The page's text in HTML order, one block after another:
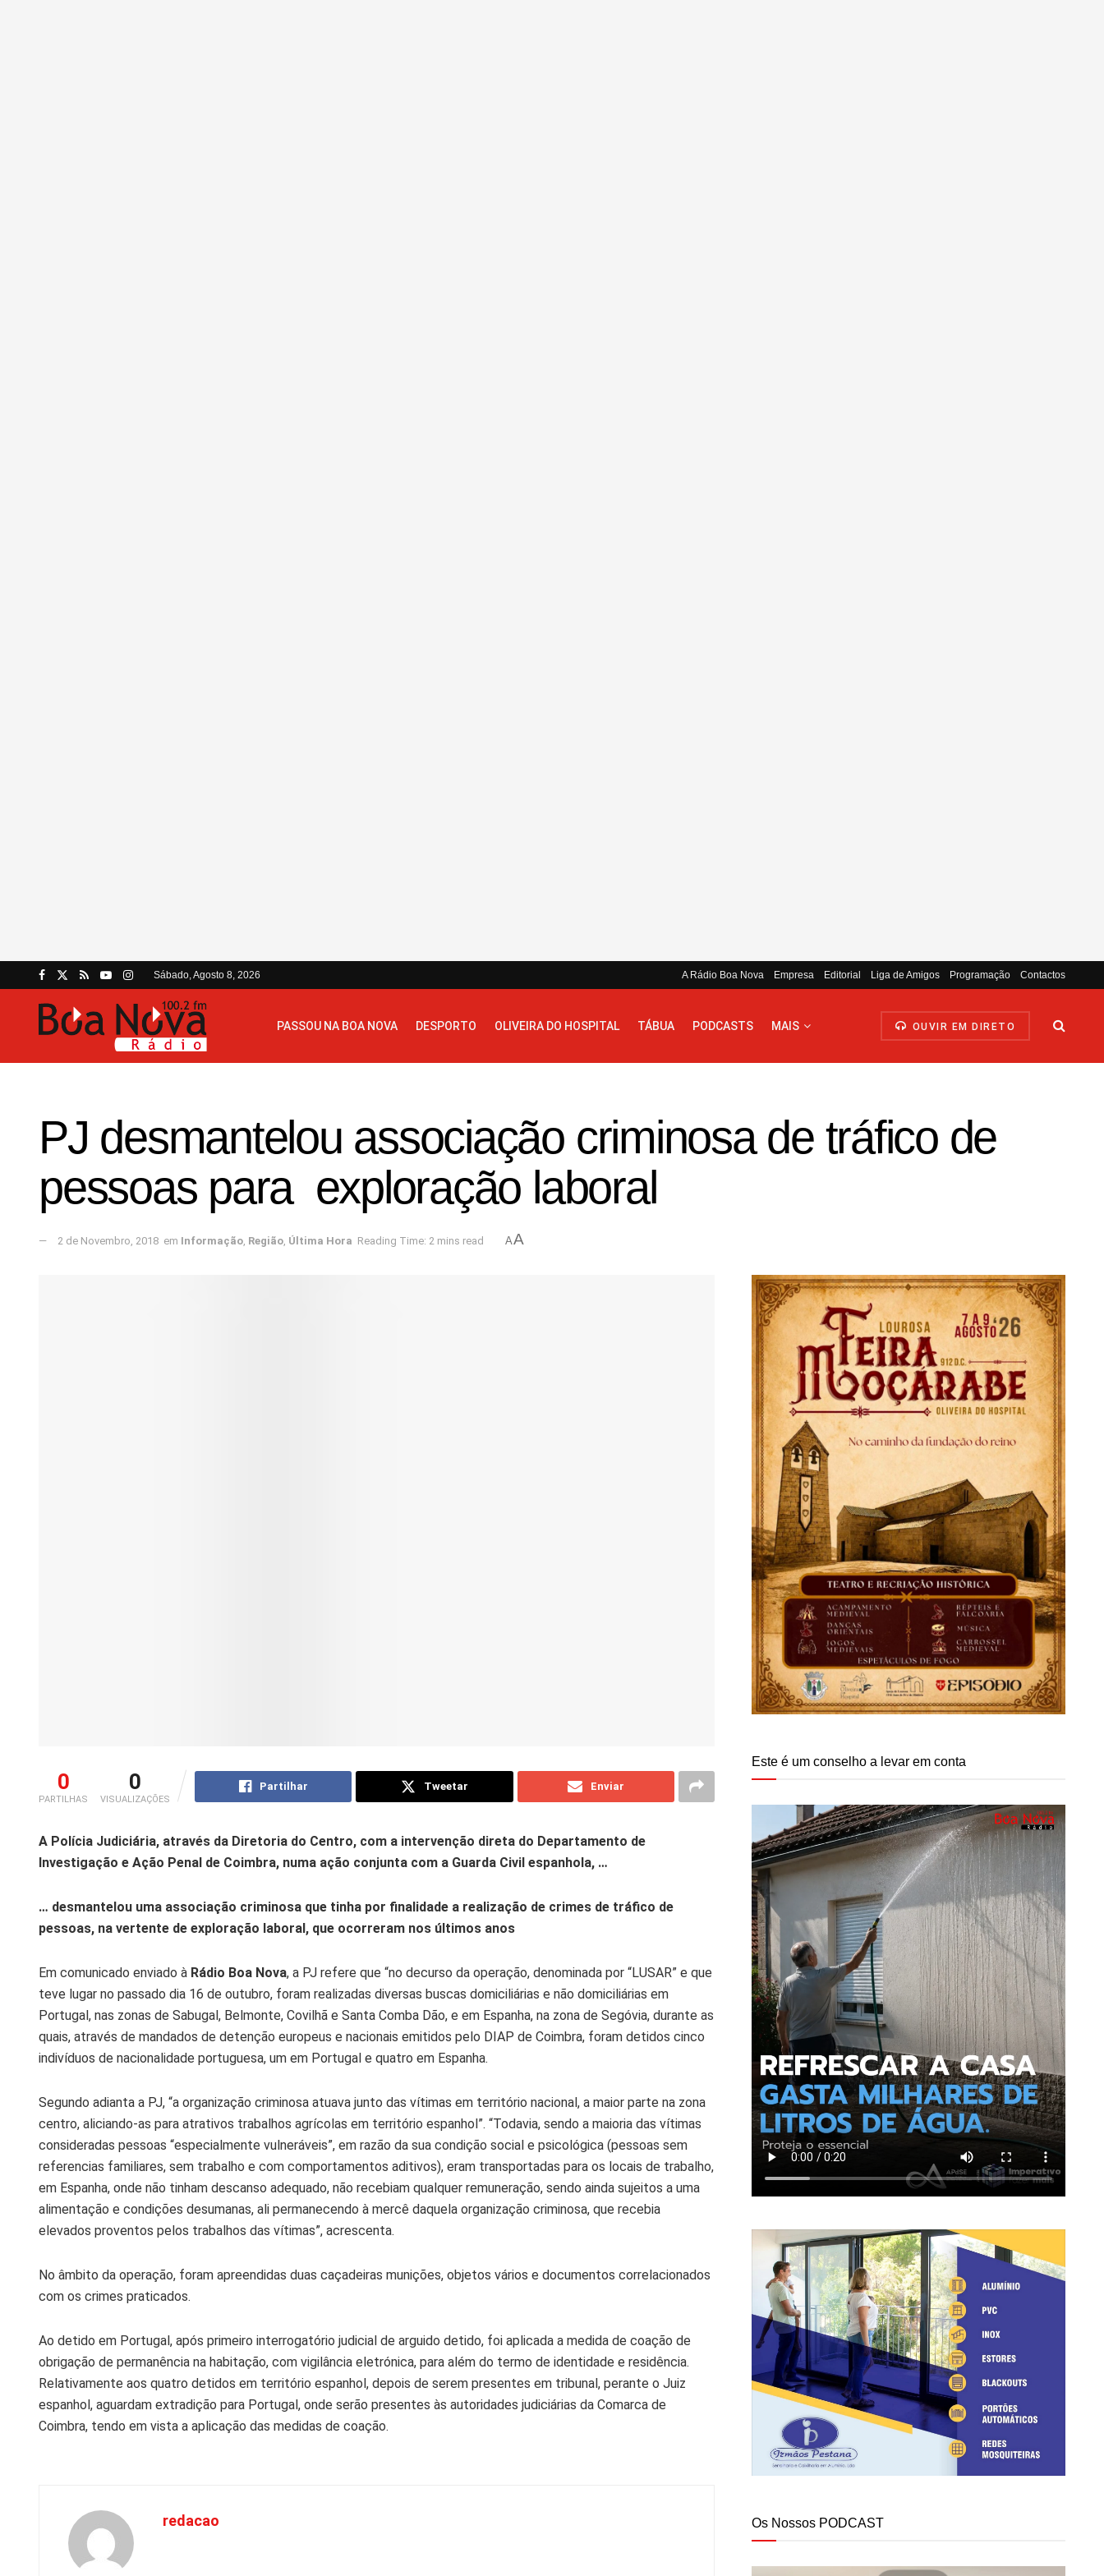
Sábado, Agosto 8, 2026 A Rádio Boa Nova Empresa Editorial Liga de Amigos Programação Contactos
PASSOU NA BOA NOVA DESPORTO OLIVEIRA DO HOSPITAL TÁBUA PODCASTS MAIS OUVIR EM DIRETO
PJ desmantelou associação criminosa de tráfico de
pessoas para exploração laboral
2 de Novembro, 2018 em Informação, Região, Última Hora Reading Time: 2 mins read AA
0
PARTILHAS
0
VISUALIZAÇÕES
Partilhar Tweetar Enviar
A Polícia Judiciária, através da Diretoria do Centro, com a intervenção direta do Departamento de
Investigação e Ação Penal de Coimbra, numa ação conjunta com a Guarda Civil espanhola, …
… desmantelou uma associação criminosa que tinha por finalidade a realização de crimes de tráfico de
pessoas, na vertente de exploração laboral, que ocorreram nos últimos anos
Em comunicado enviado à Rádio Boa Nova, a PJ refere que “no decurso da operação, denominada por “LUSAR” e que
teve lugar no passado dia 16 de outubro, foram realizadas diversas buscas domiciliárias e não domiciliárias em
Portugal, nas zonas de Sabugal, Belmonte, Covilhã e Santa Comba Dão, e em Espanha, na zona de Segóvia, durante as
quais, através de mandados de detenção europeus e nacionais emitidos pelo DIAP de Coimbra, foram detidos cinco
indivíduos de nacionalidade portuguesa, um em Portugal e quatro em Espanha.
Segundo adianta a PJ, “a organização criminosa atuava junto das vítimas em território nacional, a maior parte na zona
centro, aliciando-as para atrativos trabalhos agrícolas em território espanhol”. “Todavia, sendo a maioria das vítimas
consideradas pessoas “especialmente vulneráveis”, em razão da sua condição social e psicológica (pessoas sem
referencias familiares, sem trabalho e com comportamentos aditivos), eram transportadas para os locais de trabalho,
em Espanha, onde não tinham descanso adequado, não recebiam qualquer remuneração, sendo ainda sujeitos a uma
alimentação e condições desumanas, ali permanecendo à mercê daquela organização criminosa, que recebia
elevados proventos pelos trabalhos das vítimas”, acrescenta.
No âmbito da operação, foram apreendidas duas caçadeiras munições, objetos vários e documentos correlacionados
com os crimes praticados.
Ao detido em Portugal, após primeiro interrogatório judicial de arguido detido, foi aplicada a medida de coação de
obrigação de permanência na habitação, com vigilância eletrónica, para além do termo de identidade e residência.
Relativamente aos quatro detidos em território espanhol, depois de serem presentes em tribunal, perante o Juiz
espanhol, aguardam extradição para Portugal, onde serão presentes às autoridades judiciárias da Comarca de
Coimbra, tendo em vista a aplicação das medidas de coação.
redacao
Este é um conselho a levar em conta
Os Nossos PODCAST